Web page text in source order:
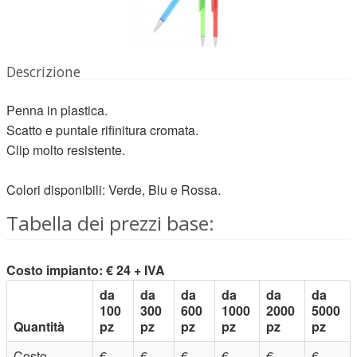
Descrizione
Penna in plastica.
Scatto e puntale rifinitura cromata.
Clip molto resistente.
Colori disponibili: Verde, Blu e Rossa.
Tabella dei prezzi base:
Costo impianto: € 24 + IVA
Quantità
da
100
pz
da
300
pz
da
600
pz
da
1000
pz
da
2000
pz
da
5000
pz